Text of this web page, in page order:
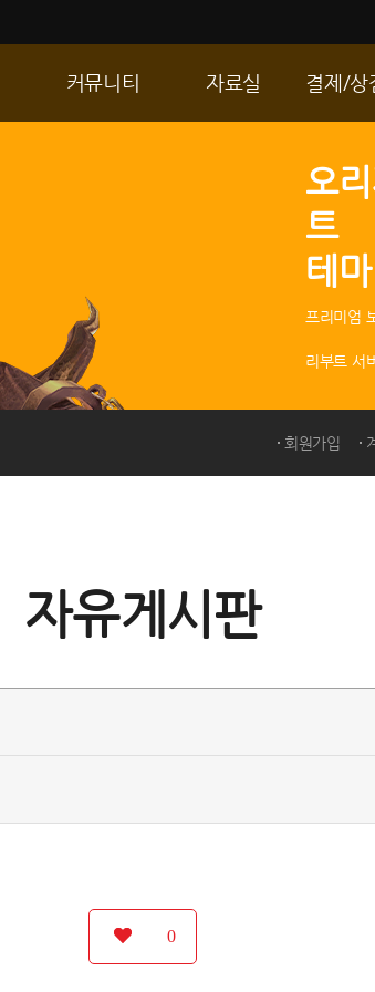
오
테
프리미엄
리부트 서
회원가입
커뮤니티
GM노트
자료실 결제/상
마이
내 캐시
자유게시판
0